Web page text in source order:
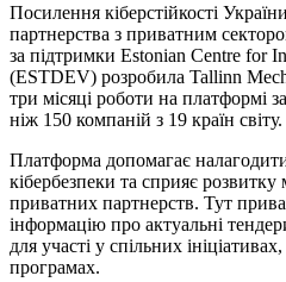
Посилення кіберстійкості
партнерства з приватним
за підтримки Estonian Centre for
(ESTDEV) розробила Tallinn
три місяці роботи на платформі
ніж 150 компаній з 19 країн світу.
Платформа допомагає
кібербезпеки та сприяє
приватних партнерств. Тут
інформацію про актуальні
для участі у спільних
програмах.